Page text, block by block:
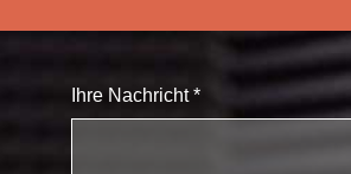
Ihre Nachricht*